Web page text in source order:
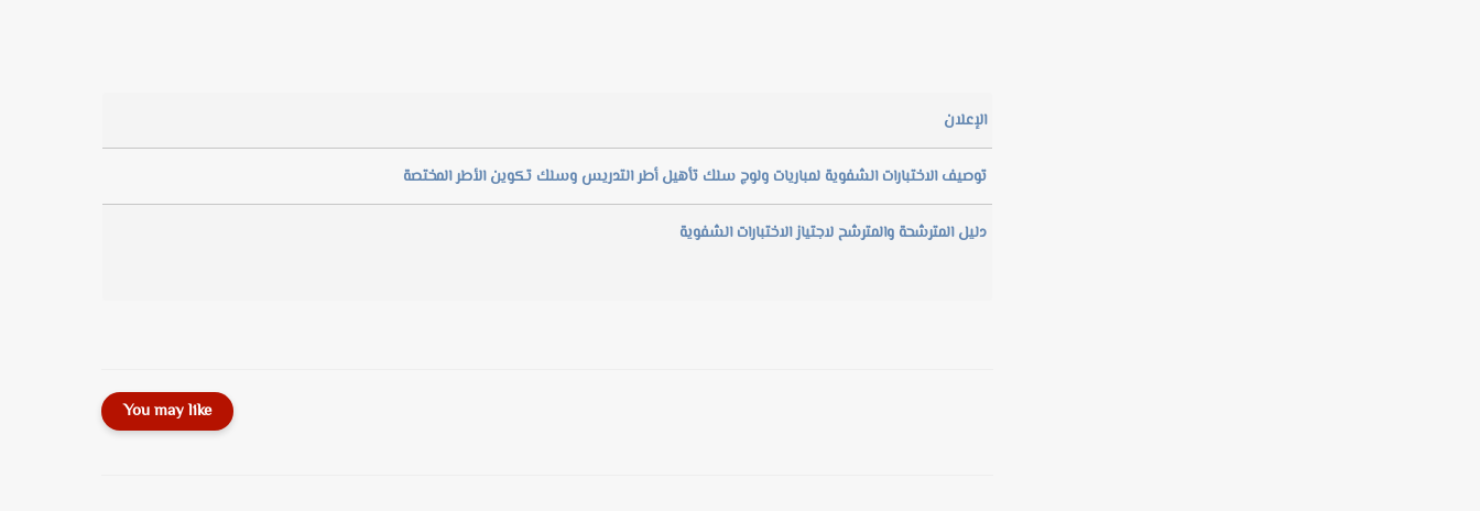
الإعلان
​ توصيف الاختبارات الشفوية لمباريات ولوج سلك تأهيل أطر التدريس وسلك تكوين الأطر المختصة
دليل المترشحة والمترشح لاجتياز الاختبارات الشفوية
You may like